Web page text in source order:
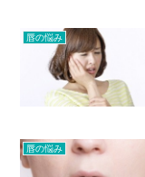
唇の悩み
唇の悩み